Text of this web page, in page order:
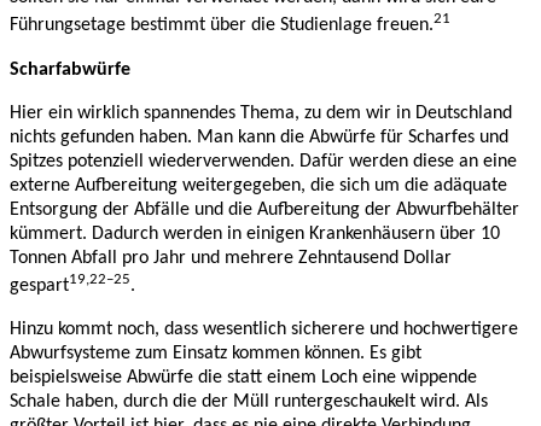
Führungsetage bestimmt über die Studienlage freuen.21
Scharfabwürfe
Hier ein wirklich spannendes Thema, zu dem wir in Deutschland
nichts gefunden haben. Man kann die Abwürfe für Scharfes und
Spitzes potenziell wiederverwenden. Dafür werden diese an eine
externe Aufbereitung weitergegeben, die sich um die adäquate
Entsorgung der Abfälle und die Aufbereitung der Abwurfbehälter
kümmert. Dadurch werden in einigen Krankenhäusern über 10
Tonnen Abfall pro Jahr und mehrere Zehntausend Dollar
gespart19,22–25.
Hinzu kommt noch, dass wesentlich sicherere und hochwertigere
Abwurfsysteme zum Einsatz kommen können. Es gibt
beispielsweise Abwürfe die statt einem Loch eine wippende
Schale haben, durch die der Müll runtergeschaukelt wird. Als